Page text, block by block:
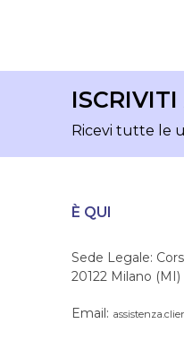
Ricevi tutte le
È QUI
Sede Legale:
20122 Milano (MI)
Email: